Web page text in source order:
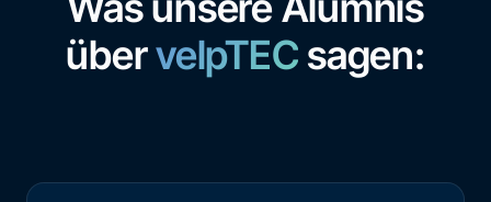
übervelpTEC sagen: